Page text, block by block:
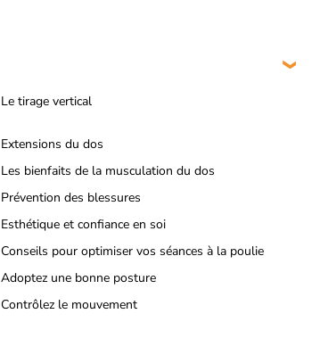
Le tirage vertical
Extensions du dos
Les bienfaits de la musculation du dos
Prévention des blessures
Esthétique et confiance en soi
Conseils pour optimiser vos séances à la poulie
Adoptez une bonne posture
Contrôlez le mouvement